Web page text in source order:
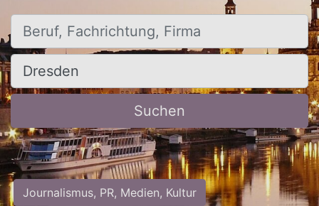
Beruf, Fachrichtung, Firma
Ort, Stadt
Suchen
Journalismus, PR, Medien, Kultur